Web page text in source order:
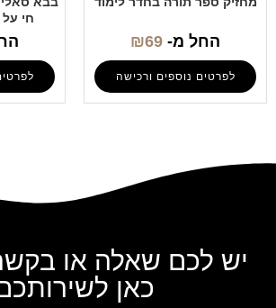
החל מ- ₪69
לפרטים נוספים ורכישה
חי על
יש לכם שאלה או
כאן